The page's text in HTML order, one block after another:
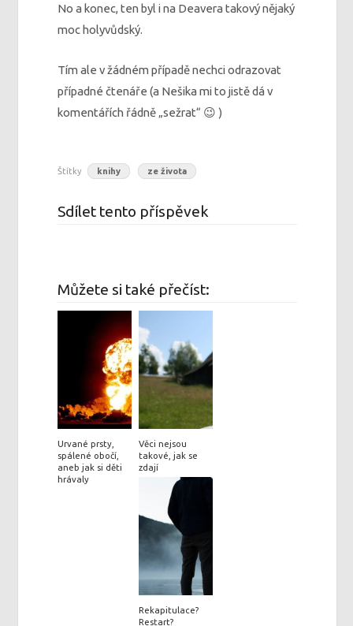
No a konec, ten byl i na Deavera takový nějaký
moc holyvůdský.
Tím ale v žádném případě nechci odrazovat
případné čtenáře (a Nešika mi to jistě dá v
komentářích řádně „sežrat“ 😉 )
Štítky knihy ze života
Sdílet tento příspěvek
Můžete si také přečíst:
Urvané prsty,
spálené obočí,
aneb jak si děti
hrávaly
Věci nejsou
takové, jak se
zdají
Rekapitulace?
Restart?